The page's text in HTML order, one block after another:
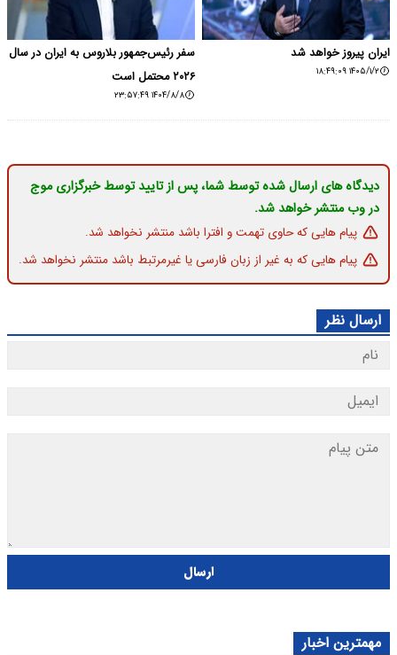
ایران پیروز خواهد شد
۱۴۰۵/۱/۲ ۱۸:۴۹:۰۹
سفر رئیس‌جمهور بلاروس به ایران در سال
۲۰۲۶ محتمل است
۱۴۰۴/۸/۸ ۲۳:۵۷:۴۹
دیدگاه های ارسال شده توسط شما، پس از تایید توسط خبرگزاری موج
در وب منتشر خواهد شد.
پیام هایی که حاوی تهمت و افترا باشد منتشر نخواهد شد.
پیام هایی که به غیر از زبان فارسی یا غیرمرتبط باشد منتشر نخواهد شد.
ارسال نظر
ارسال
مهمترین اخبار